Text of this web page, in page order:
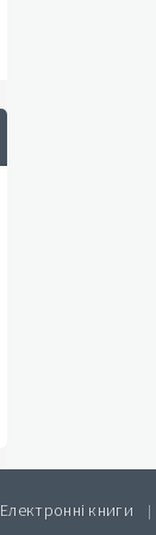
Електронні книги |